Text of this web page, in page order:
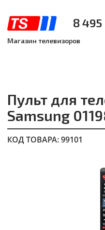
8
Магазин телевизоров
Пульт для
Samsung
КОД ТОВАРА: 99101